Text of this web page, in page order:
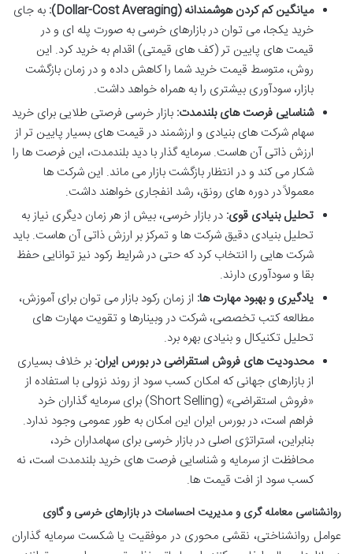
میانگین کم کردن هوشمندانه (Dollar-Cost Averaging):
به جای
خرید یکجا، می توان در بازارهای خرسی به صورت پله ای و در
قیمت های پایین تر (کف های قیمتی) اقدام به خرید کرد. این
روش، متوسط قیمت خرید شما را کاهش داده و در زمان بازگشت
بازار، سودآوری بیشتری را به همراه خواهد داشت.
شناسایی فرصت های بلندمدت: بازار خرسی فرصتی طلایی برای خرید
سهام شرکت های بنیادی و ارزشمند در قیمت های بسیار پایین تر از
ارزش ذاتی آن هاست. سرمایه گذار با دید بلندمدت، این فرصت ها را
شکار می کند و در انتظار بازگشت بازار می ماند. این شرکت ها
معمولاً در دوره های رونق، رشد انفجاری خواهند داشت.
تحلیل بنیادی قوی: در بازار خرسی، بیش از هر زمان دیگری نیاز به
تحلیل بنیادی دقیق شرکت ها و تمرکز بر ارزش ذاتی آن هاست. باید
شرکت هایی را انتخاب کرد که حتی در شرایط رکود نیز توانایی حفظ
بقا و سودآوری دارند.
یادگیری و بهبود مهارت ها: از زمان رکود بازار می توان برای آموزش،
مطالعه کتب تخصصی، شرکت در وبینارها و تقویت مهارت های
تحلیل تکنیکال و بنیادی بهره برد.
محدودیت های فروش استقراضی در بورس ایران: بر خلاف بسیاری
از بازارهای جهانی که امکان کسب سود از روند نزولی با استفاده از
«فروش استقراضی» (Short Selling) برای سرمایه گذاران خرد
فراهم است، در بورس ایران این امکان به طور عمومی وجود ندارد.
بنابراین، استراتژی اصلی در بازار خرسی برای سهامداران خرد،
محافظت از سرمایه و شناسایی فرصت های خرید بلندمدت است، نه
کسب سود از افت قیمت ها.
روانشناسی معامله گری و مدیریت احساسات در بازارهای خرسی و گاوی
عوامل روانشناختی، نقشی محوری در موفقیت یا شکست سرمایه گذاران